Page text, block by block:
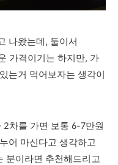
나왔는데, 둘이서
가격이기는 하지만, 가
는거 먹어보자는 생각이
2차를 가면 보통 6-7만원
어 마신다고 생각하고
분이라면 추천해드리고